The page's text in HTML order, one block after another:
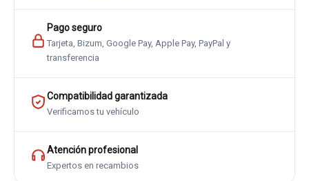
Pago seguro
Tarjeta, Bizum, Google Pay, Apple Pay, PayPal y
transferencia
Compatibilidad garantizada
Verificamos tu vehículo
Atención profesional
Expertos en recambios